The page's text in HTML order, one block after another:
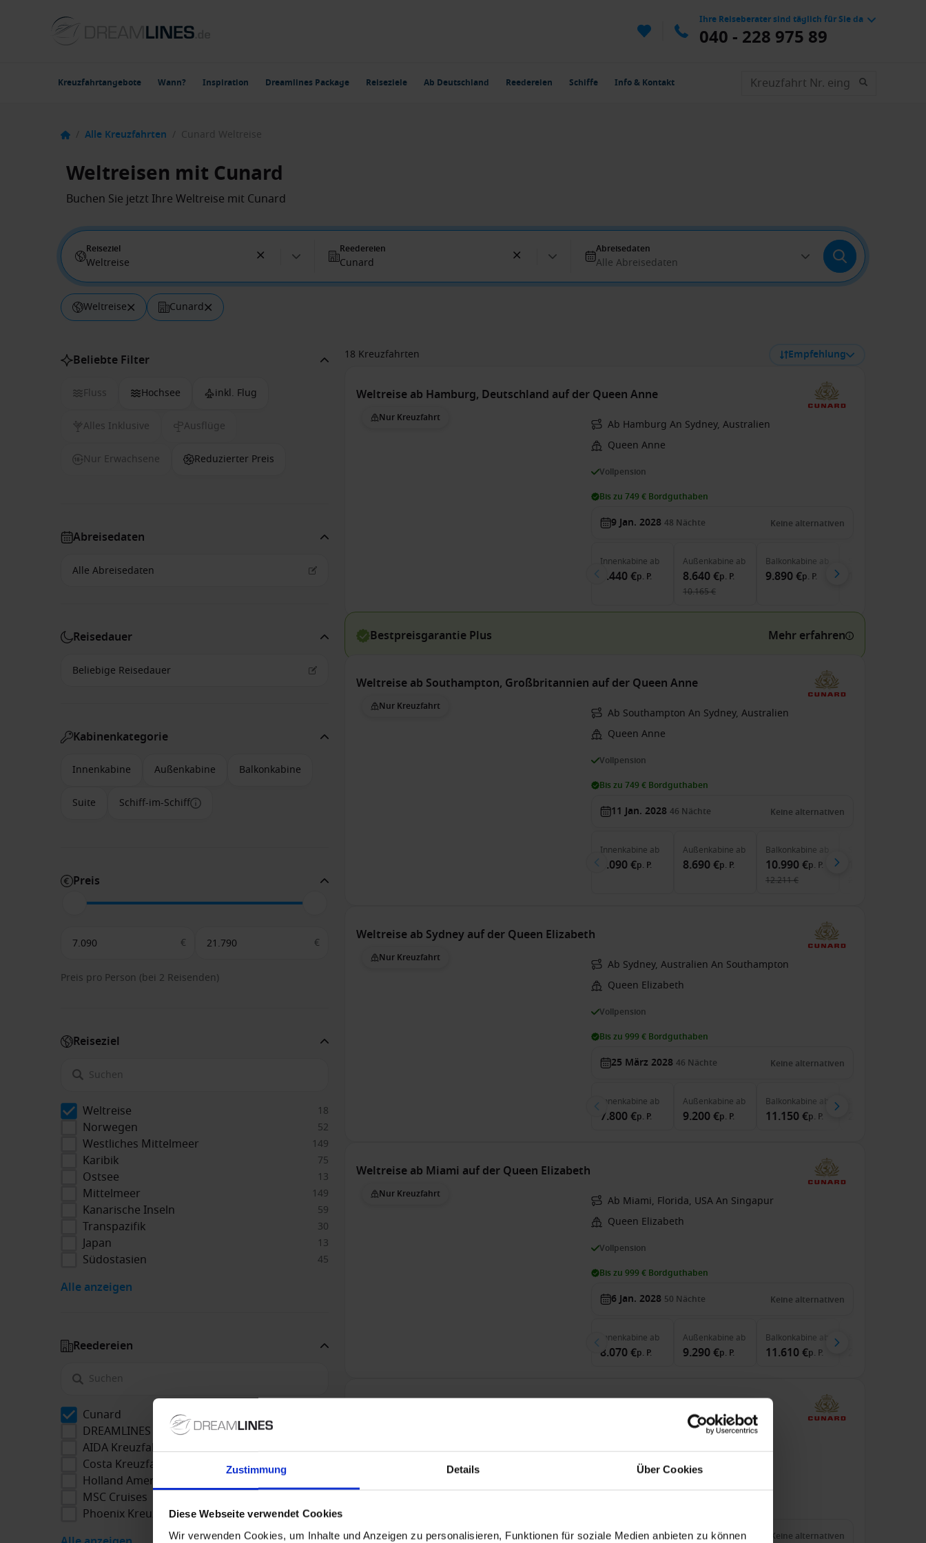
Zustimmung Details Über Cookies
Diese Webseite verwendet Cookies
Wir verwenden Cookies, um Inhalte und Anzeigen zu personalisieren, Funktionen für soziale Medien anbieten zu können
Ihre Reiseberater sind täglich für Sie da
040 - 228 975 89
Kreuzfahrtangebote Wann? Inspiration Dreamlines Package Reiseziele Ab Deutschland Reedereien Schiffe Info & Kontakt
/ Alle Kreuzfahrten / Cunard Weltreise
Weltreisen mit Cunard
Buchen Sie jetzt Ihre Weltreise mit Cunard
Reiseziel
Weltreise
Reedereien
Cunard
Abreisedaten
Alle Abreisedaten
Weltreise Cunard
Beliebte Filter
Fluss Hochsee inkl. Flug
Alles Inklusive Ausflüge
Nur Erwachsene Reduzierter Preis
Abreisedaten
Reisedauer
Kabinenkategorie
Innenkabine Außenkabine Balkonkabine
Suite Schiff-im-Schiff
Preis
€ €
Preis pro Person (bei 2 Reisenden)
Reiseziel
Weltreise 18
Norwegen 52
Westliches Mittelmeer 149
Karibik 75
Ostsee 13
Mittelmeer 149
Kanarische Inseln 59
Transpazifik 30
Japan 13
Südostasien 45
Alle anzeigen
Reedereien
Cunard
DREAMLINES Package
AIDA Kreuzfahrten
Costa Kreuzfahrten
Holland America Line
MSC Cruises
Phoenix Kreuzfahrten 3
18 Kreuzfahrten Empfehlung
Weltreise ab Hamburg, Deutschland auf der Queen Anne
Nur Kreuzfahrt
Ab Hamburg An Sydney, Australien
Queen Anne
Vollpension
Bis zu 749 € Bordguthaben
9 Jan. 2028 48 Nächte Keine alternativen
Innenkabine ab
7.440 €p. P.
Außenkabine ab
8.640 €p. P.
10.165 €
Balkonkabine ab
9.890 €p. P.
Bestpreisgarantie Plus Mehr erfahren
Weltreise ab Southampton, Großbritannien auf der Queen Anne
Nur Kreuzfahrt
Ab Southampton An Sydney, Australien
Queen Anne
Vollpension
Bis zu 749 € Bordguthaben
11 Jan. 2028 46 Nächte Keine alternativen
Innenkabine ab
7.090 €p. P.
Außenkabine ab
8.690 €p. P.
Balkonkabine ab
10.990 €p. P.
12.211 €
Weltreise ab Sydney auf der Queen Elizabeth
Nur Kreuzfahrt
Ab Sydney, Australien An Southampton
Queen Elizabeth
Vollpension
Bis zu 999 € Bordguthaben
25 März 2028 46 Nächte Keine alternativen
Innenkabine ab
7.800 €p. P.
Außenkabine ab
9.200 €p. P.
Balkonkabine ab
11.150 €p. P.
Weltreise ab Miami auf der Queen Elizabeth
Nur Kreuzfahrt
Ab Miami, Florida, USA An Singapur
Queen Elizabeth
Vollpension
Bis zu 999 € Bordguthaben
6 Jan. 2028 50 Nächte Keine alternativen
Innenkabine ab
8.070 €p. P.
Außenkabine ab
9.290 €p. P.
Balkonkabine ab
11.610 €p. P.
Ab Yokohama An Southampton
9 März 2028 62Nächte Keine alternativen